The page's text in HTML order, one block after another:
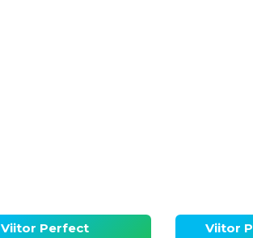
Viitor Perfect
Viitor